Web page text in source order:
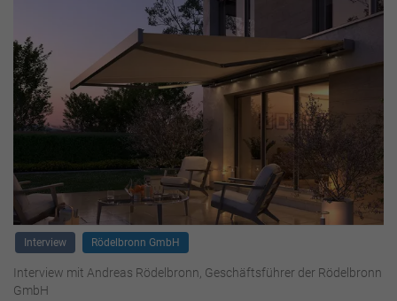
Interview Rödelbronn GmbH
Interview mit Andreas Rödelbronn, Geschäftsführer der Rödelbronn
GmbH